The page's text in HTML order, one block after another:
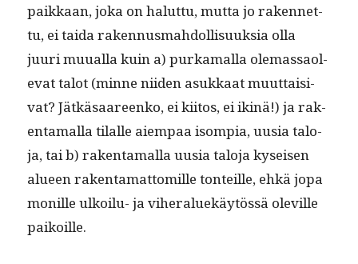
paikkaan, joka on halut­tu, mut­ta jo raken­net­
tu, ei tai­da raken­nus­mah­dol­lisuuk­sia olla
juuri muual­la kuin a) purka­mal­la ole­mas­saol­
e­vat talot (minne niiden asukkaat muut­taisi­
vat? Jätkäsaa­reenko, ei kiitos, ei ikinä!) ja rak­
en­ta­mal­la tilalle aiem­paa isom­pia, uusia talo­
ja, tai b) rak­en­ta­mal­la uusia talo­ja kyseisen
alueen rak­en­ta­mat­tomille ton­teille, ehkä jopa
monille ulkoilu- ja viher­aluekäytössä oleville
paikoille.